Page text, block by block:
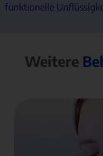
funktionelle
Weitere